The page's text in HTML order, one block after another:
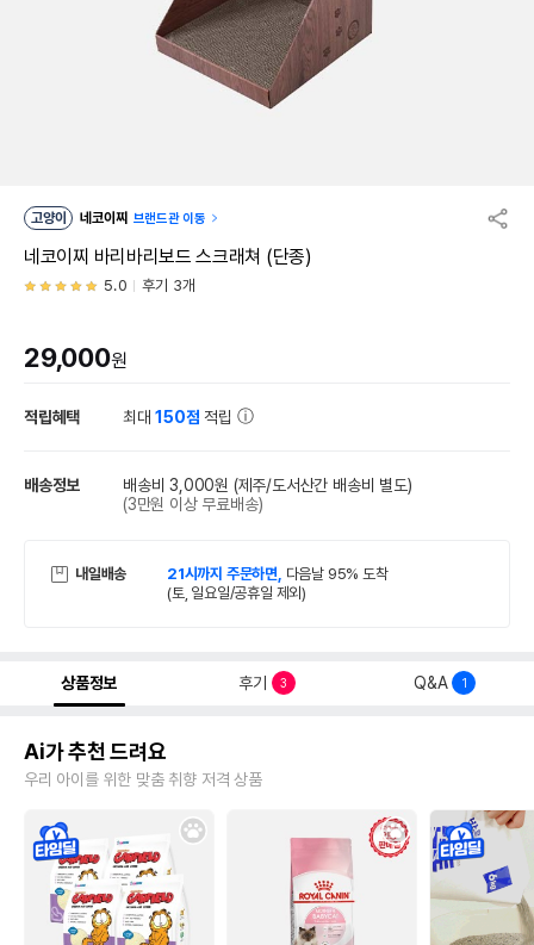
고양이 네코이찌 브랜드관 이동
네코이찌 바리바리보드 스크래쳐 (단종)
5.0 후기 3개
29,000원
적립혜택 최대150점 적립
배송정보 배송비 3,000원 (제주/도서산간 배송비 별도)
(3만원 이상 무료배송)
내일배송 21시까지 주문하면, 다음날 95% 도착
(토, 일요일/공휴일 제외)
상품정보 후기 3 Q&A 1
Ai가 추천 드려요
우리 아이를 위한 맞춤 취향 저격 상품